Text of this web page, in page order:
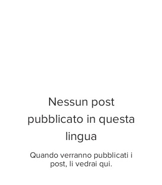
Nessun post
pubblicato in questa
lingua
Quando verranno pubblicati i
post, li vedrai qui.